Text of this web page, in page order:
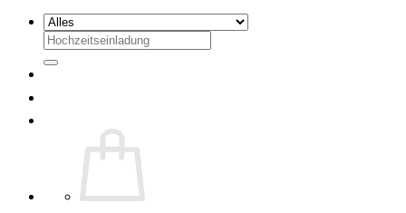
Suchen
nach: